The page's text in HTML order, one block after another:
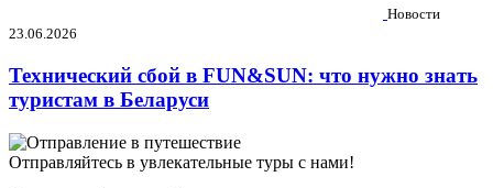
Новости
23.06.2026
Технический сбой в FUN&SUN: что нужно знать
туристам в Беларуси
Отправляйтесь в увлекательные туры с нами!